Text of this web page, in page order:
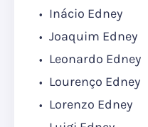
Inácio Edney
Joaquim Edney
Leonardo Edney
Lourenço Edney
Lorenzo Edney